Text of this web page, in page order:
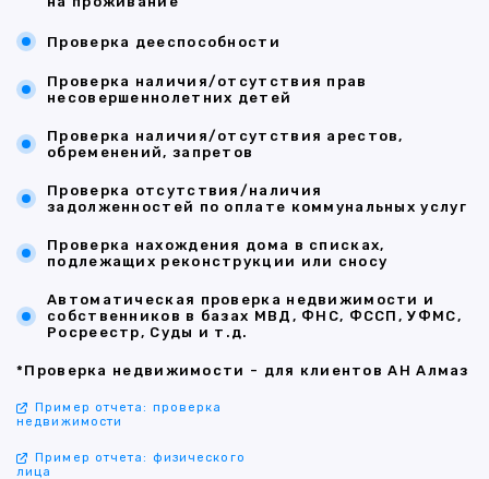
Проверка дееспособности
Проверка наличия/отсутствия прав
несовершеннолетних детей
Проверка наличия/отсутствия арестов,
обременений, запретов
Проверка отсутствия/наличия
задолженностей по оплате коммунальных услуг
Проверка нахождения дома в списках,
подлежащих реконструкции или сносу
Автоматическая проверка недвижимости и
собственников в базах МВД, ФНС, ФССП, УФМС,
Росреестр, Суды и т.д.
*Проверка недвижимости - для клиентов АН Алмаз
Пример отчета: проверка
недвижимости
Пример отчета: физического
лица